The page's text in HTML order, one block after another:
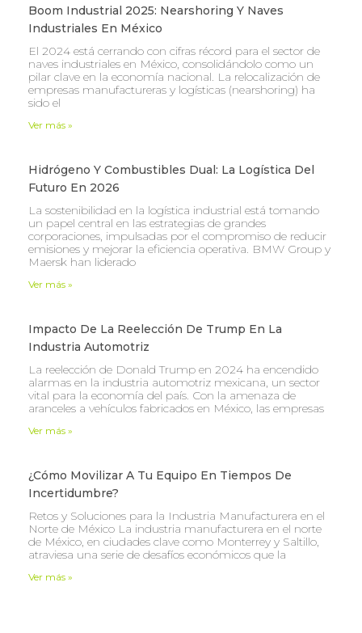
Boom Industrial 2025: Nearshoring Y Naves
Industriales En México
El 2024 está cerrando con cifras récord para el sector de
naves industriales en México, consolidándolo como un
pilar clave en la economía nacional. La relocalización de
empresas manufactureras y logísticas (nearshoring) ha
sido el
Ver más »
Hidrógeno Y Combustibles Dual: La Logística Del
Futuro En 2026
La sostenibilidad en la logística industrial está tomando
un papel central en las estrategias de grandes
corporaciones, impulsadas por el compromiso de reducir
emisiones y mejorar la eficiencia operativa. BMW Group y
Maersk han liderado
Ver más »
Impacto De La Reelección De Trump En La
Industria Automotriz
La reelección de Donald Trump en 2024 ha encendido
alarmas en la industria automotriz mexicana, un sector
vital para la economía del país. Con la amenaza de
aranceles a vehículos fabricados en México, las empresas
Ver más »
¿Cómo Movilizar A Tu Equipo En Tiempos De
Incertidumbre?
Retos y Soluciones para la Industria Manufacturera en el
Norte de México La industria manufacturera en el norte
de México, en ciudades clave como Monterrey y Saltillo,
atraviesa una serie de desafíos económicos que la
Ver más »